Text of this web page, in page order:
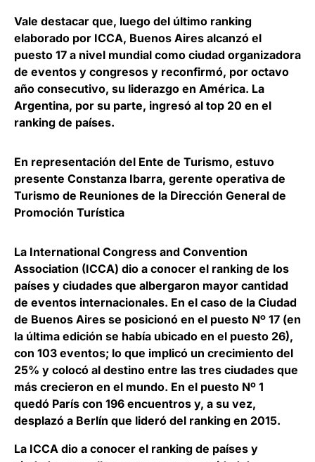
Vale destacar que, luego del último ranking
elaborado por ICCA, Buenos Aires alcanzó el
puesto 17 a nivel mundial como ciudad organizadora
de eventos y congresos y reconfirmó, por octavo
año consecutivo, su liderazgo en América. La
Argentina, por su parte, ingresó al top 20 en el
ranking de países.
En representación del Ente de Turismo, estuvo
presente Constanza Ibarra, gerente operativa de
Turismo de Reuniones de la Dirección General de
Promoción Turística
La International Congress and Convention
Association (ICCA) dio a conocer el ranking de los
países y ciudades que albergaron mayor cantidad
de eventos internacionales. En el caso de la Ciudad
de Buenos Aires se posicionó en el puesto Nº 17 (en
la última edición se había ubicado en el puesto 26),
con 103 eventos; lo que implicó un crecimiento del
25% y colocó al destino entre las tres ciudades que
más crecieron en el mundo. En el puesto Nº 1
quedó París con 196 encuentros y, a su vez,
desplazó a Berlín que lideró del ranking en 2015.
La ICCA dio a conocer el ranking de países y